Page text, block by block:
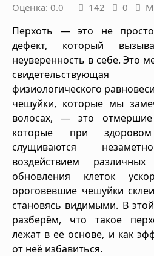
Оценка: 0.0 142 0
Перхоть — это не просто
дефект, который
неуверенность в себе. Это
физиологического
чешуйки, которые мы
волосах, — это отмершие
которые при
слущиваются
воздействием
обновления клеток
ороговевшие чешуйки
становясь видимыми. В
разберём, что такое
лежат в её основе, и как
от неё избавиться.